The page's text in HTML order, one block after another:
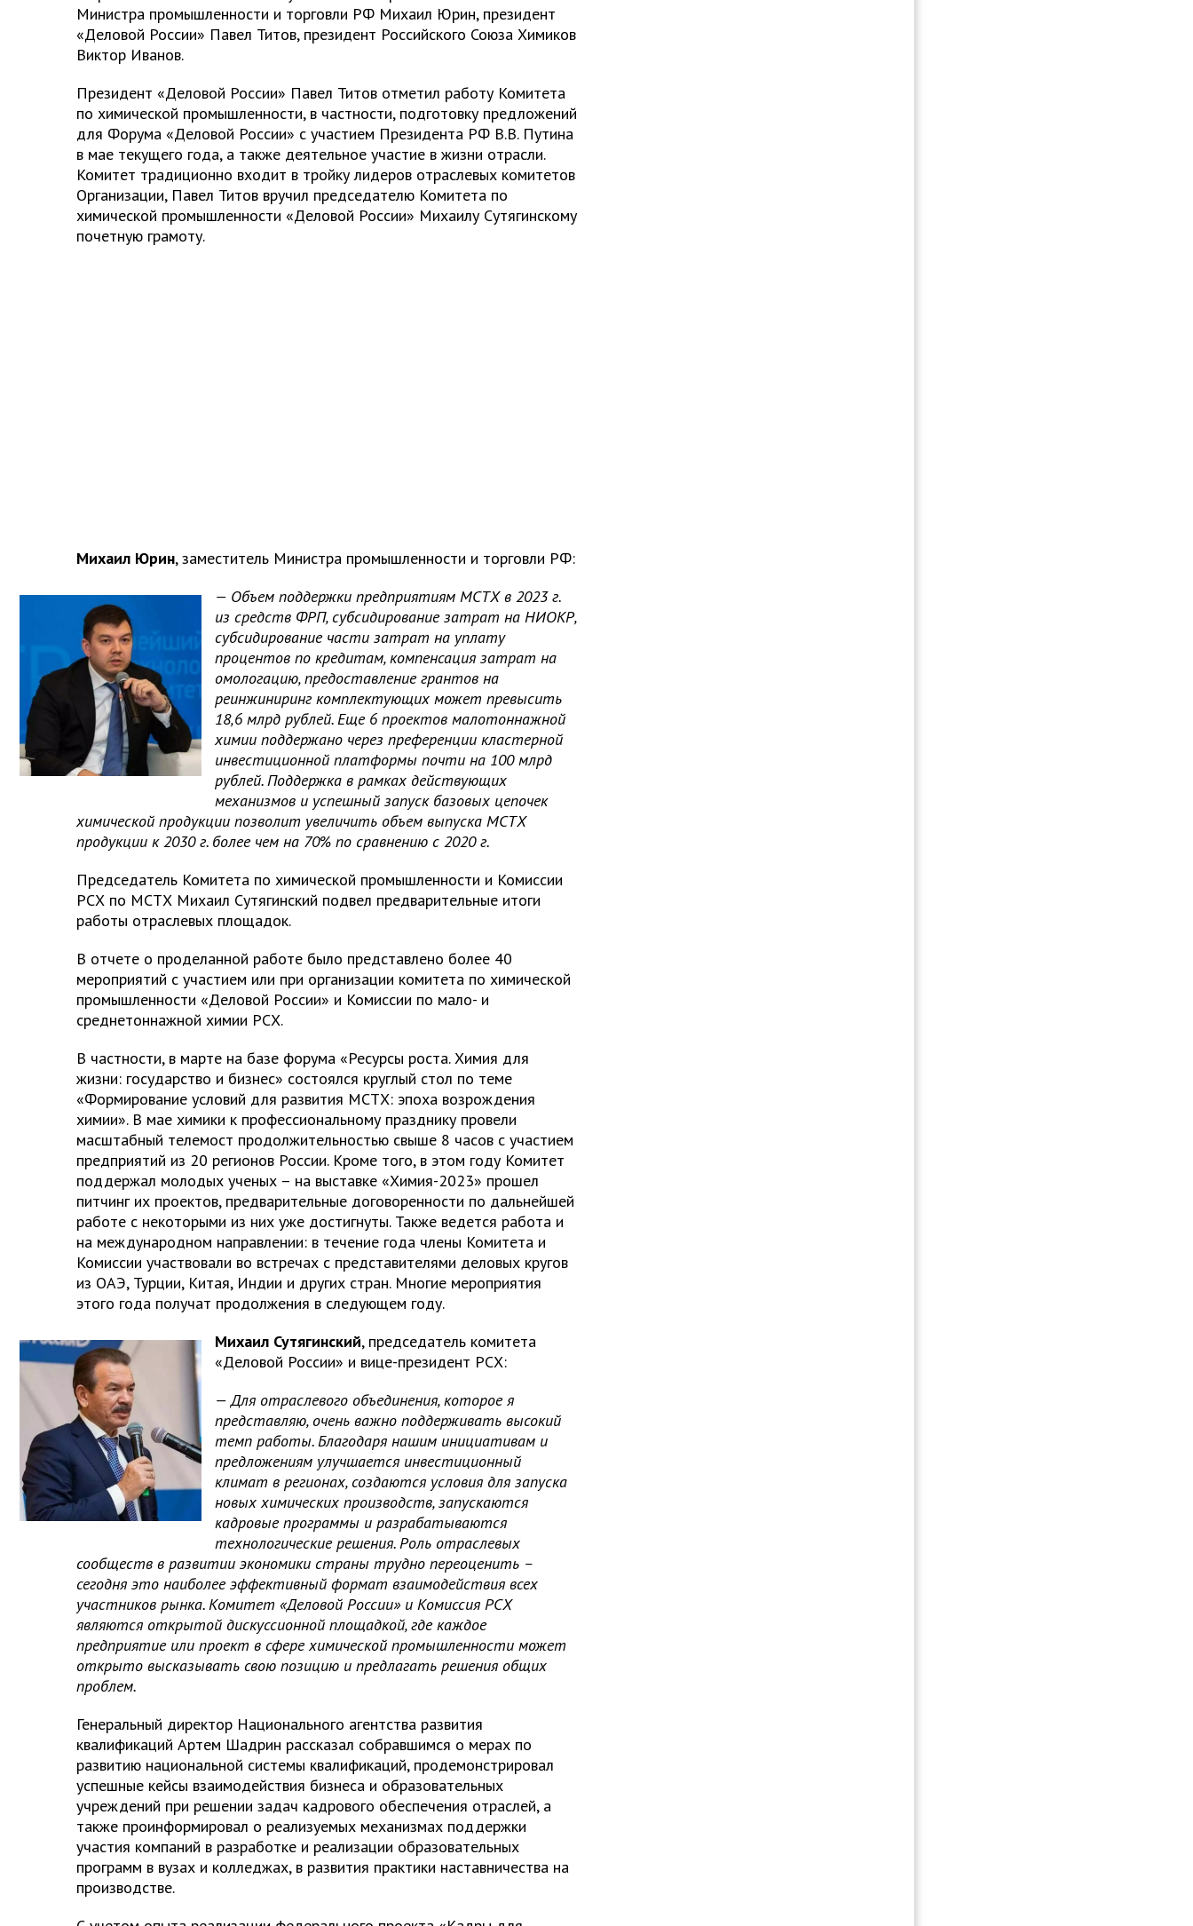
Министра промышленности и торговли РФ Михаил Юрин, президент
«Деловой России» Павел Титов, президент Российского Союза Химиков
Виктор Иванов.
Президент «Деловой России» Павел Титов отметил работу Комитета
по химической промышленности, в частности, подготовку предложений
для Форума «Деловой России» с участием Президента РФ В.В. Путина
в мае текущего года, а также деятельное участие в жизни отрасли.
Комитет традиционно входит в тройку лидеров отраслевых комитетов
Организации, Павел Титов вручил председателю Комитета по
химической промышленности «Деловой России» Михаилу Сутягинскому
почетную грамоту.
Михаил Юрин, заместитель Министра промышленности и торговли РФ:
— Объем поддержки предприятиям МСТХ в 2023 г.
из средств ФРП, субсидирование затрат на НИОКР,
субсидирование части затрат на уплату
процентов по кредитам, компенсация затрат на
омологацию, предоставление грантов на
реинжиниринг комплектующих может превысить
18,6 млрд рублей. Еще 6 проектов малотоннажной
химии поддержано через преференции кластерной
инвестиционной платформы почти на 100 млрд
рублей. Поддержка в рамках действующих
механизмов и успешный запуск базовых цепочек
химической продукции позволит увеличить объем выпуска МСТХ
продукции к 2030 г. более чем на 70% по сравнению с 2020 г.
Председатель Комитета по химической промышленности и Комиссии
РСХ по МСТХ Михаил Сутягинский подвел предварительные итоги
работы отраслевых площадок.
В отчете о проделанной работе было представлено более 40
мероприятий с участием или при организации комитета по химической
промышленности «Деловой России» и Комиссии по мало- и
среднетоннажной химии РСХ.
В частности, в марте на базе форума «Ресурсы роста. Химия для
жизни: государство и бизнес» состоялся круглый стол по теме
«Формирование условий для развития МСТХ: эпоха возрождения
химии». В мае химики к профессиональному празднику провели
масштабный телемост продолжительностью свыше 8 часов с участием
предприятий из 20 регионов России. Кроме того, в этом году Комитет
поддержал молодых ученых – на выставке «Химия-2023» прошел
питчинг их проектов, предварительные договоренности по дальнейшей
работе с некоторыми из них уже достигнуты. Также ведется работа и
на международном направлении: в течение года члены Комитета и
Комиссии участвовали во встречах с представителями деловых кругов
из ОАЭ, Турции, Китая, Индии и других стран. Многие мероприятия
этого года получат продолжения в следующем году.
Михаил Сутягинский, председатель комитета
«Деловой России» и вице-президент РСХ:
— Для отраслевого объединения, которое я
представляю, очень важно поддерживать высокий
темп работы. Благодаря нашим инициативам и
предложениям улучшается инвестиционный
климат в регионах, создаются условия для запуска
новых химических производств, запускаются
кадровые программы и разрабатываются
технологические решения. Роль отраслевых
сообществ в развитии экономики страны трудно переоценить –
сегодня это наиболее эффективный формат взаимодействия всех
участников рынка. Комитет «Деловой России» и Комиссия РСХ
являются открытой дискуссионной площадкой, где каждое
предприятие или проект в сфере химической промышленности может
открыто высказывать свою позицию и предлагать решения общих
проблем.
Генеральный директор Национального агентства развития
квалификаций Артем Шадрин рассказал собравшимся о мерах по
развитию национальной системы квалификаций, продемонстрировал
успешные кейсы взаимодействия бизнеса и образовательных
учреждений при решении задач кадрового обеспечения отраслей, а
также проинформировал о реализуемых механизмах поддержки
участия компаний в разработке и реализации образовательных
программ в вузах и колледжах, в развития практики наставничества на
производстве.